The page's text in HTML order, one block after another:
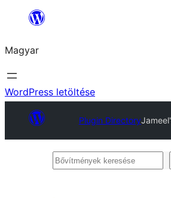
Ugrás
tartalomhoz
Magyar
WordPress letöltése
Plugin Directory
Bővítmények